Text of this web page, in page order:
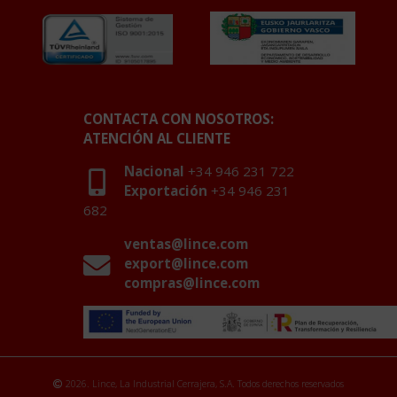
CONTACTA CON NOSOTROS:
ATENCIÓN AL CLIENTE
Nacional +34 946 231 722
Exportación +34 946 231
682
ventas@lince.com
export@lince.com
compras@lince.com
2026. Lince, La Industrial Cerrajera, S.A. Todos derechos reservados